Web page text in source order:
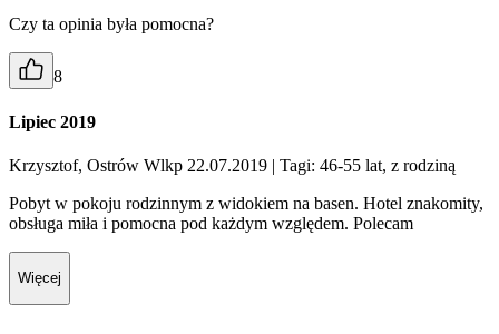
Czy ta opinia była pomocna?
8
Lipiec 2019
Krzysztof, Ostrów Wlkp 22.07.2019 | Tagi: 46-55 lat, z rodziną
Pobyt w pokoju rodzinnym z widokiem na basen. Hotel znakomity,
obsługa miła i pomocna pod każdym względem. Polecam
Więcej